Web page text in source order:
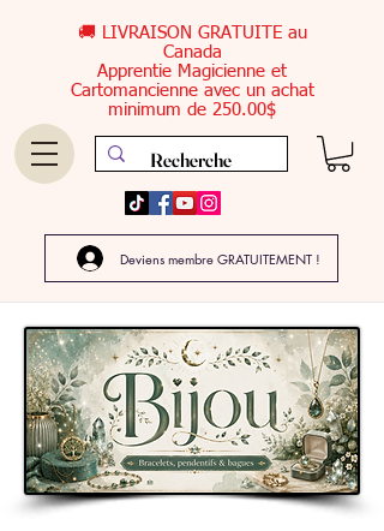
🚚 LIVRAISON GRATUITE au
Canada
Apprentie Magicienne et
Cartomancienne avec un achat
minimum de 250.00$
Deviens membre GRATUITEMENT !